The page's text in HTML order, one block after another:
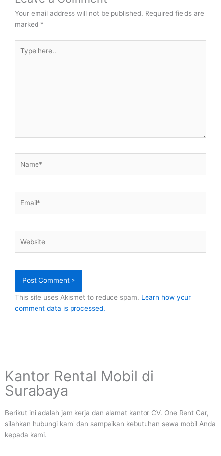
Your email address will not be published. Required fields are
marked *
here..
This site uses Akismet to reduce spam. Learn how your
comment data is processed.
Kantor Rental Mobil di
Surabaya
Berikut ini adalah jam kerja dan alamat kantor CV. One Rent Car,
silahkan hubungi kami dan sampaikan kebutuhan sewa mobil Anda
kepada kami.